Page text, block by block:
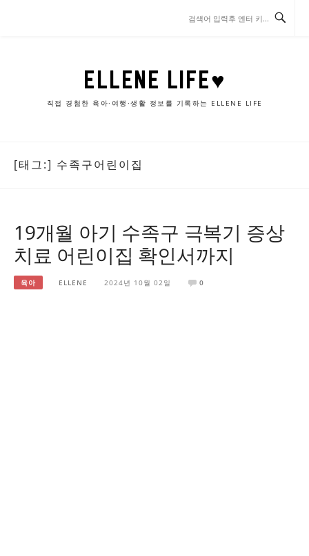
ELLENE LIFE♥
직접 경험한 육아·여행·생활 정보를 기록하는 ELLENE LIFE
[태그:] 수족구어린이집
19개월 아기 수족구 극복기 증상
치료 어린이집 확인서까지
육아 ELLENE 2024년 10월 02일 0